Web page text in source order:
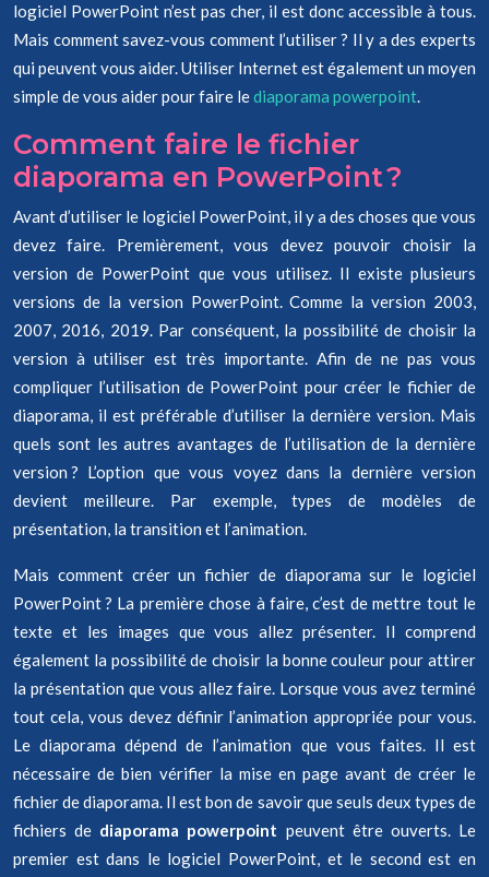
logiciel PowerPoint n’est pas cher, il est donc accessible à tous.
Mais comment savez-vous comment l’utiliser ? Il y a des experts
qui peuvent vous aider. Utiliser Internet est également un moyen
simple de vous aider pour faire lediaporama powerpoint.
Comment faire le fichier
diaporama en PowerPoint ?
Avant d’utiliser le logiciel PowerPoint, il y a des choses que vous
devez faire. Premièrement, vous devez pouvoir choisir la
version de PowerPoint que vous utilisez. Il existe plusieurs
versions de la version PowerPoint. Comme la version 2003,
2007, 2016, 2019. Par conséquent, la possibilité de choisir la
version à utiliser est très importante. Afin de ne pas vous
compliquer l’utilisation de PowerPoint pour créer le fichier de
diaporama, il est préférable d’utiliser la dernière version. Mais
quels sont les autres avantages de l’utilisation de la dernière
version ? L’option que vous voyez dans la dernière version
devient meilleure. Par exemple, types de modèles de
présentation, la transition et l’animation.
Mais comment créer un fichier de diaporama sur le logiciel
PowerPoint ? La première chose à faire, c’est de mettre tout le
texte et les images que vous allez présenter. Il comprend
également la possibilité de choisir la bonne couleur pour attirer
la présentation que vous allez faire. Lorsque vous avez terminé
tout cela, vous devez définir l’animation appropriée pour vous.
Le diaporama dépend de l’animation que vous faites. Il est
nécessaire de bien vérifier la mise en page avant de créer le
fichier de diaporama. Il est bon de savoir que seuls deux types de
fichiers de diaporama powerpoint peuvent être ouverts. Le
premier est dans le logiciel PowerPoint, et le second est en